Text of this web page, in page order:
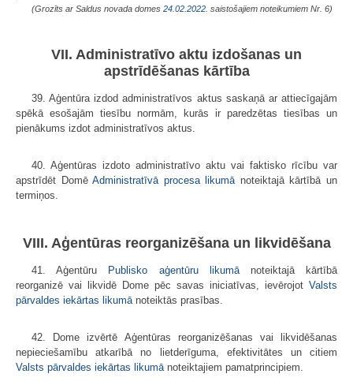
(Grozīts ar Saldus novada domes 24.02.2022. saistošajiem noteikumiem Nr. 6)
VII. Administratīvo aktu izdošanas un
apstrīdēšanas kārtība
39. Aģentūra izdod administratīvos aktus saskaņā ar attiecīgajām
spēkā esošajām tiesību normām, kurās ir paredzētas tiesības un
pienākums izdot administratīvos aktus.
40. Aģentūras izdoto administratīvo aktu vai faktisko rīcību var
apstrīdēt DomēAdministratīvā procesa likumānoteiktajā kārtībā un
termiņos.
VIII. Aģentūras reorganizēšana un likvidēšana
41. Aģentūru Publisko aģentūru likumānoteiktajā kārtībā
reorganizē vai likvidē Dome pēc savas iniciatīvas, ievērojot Valsts
pārvaldes iekārtas likumānoteiktās prasības.
42. Dome izvērtē Aģentūras reorganizēšanas vai likvidēšanas
nepieciešamību atkarībā no lietderīguma, efektivitātes un citiem
Valsts pārvaldes iekārtas likumānoteiktajiem pamatprincipiem.